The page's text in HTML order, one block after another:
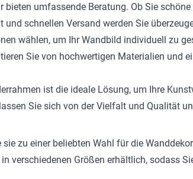
umfassende Beratung. Ob Sie
schnellen Versand werden Sie
wählen, um Ihr Wandbild individuell zu
Sie von hochwertigen Materialien und
ist die ideale Lösung, um Ihre
Sie sich von der Vielfalt und Qualität
zu einer beliebten Wahl für die
verschiedenen Größen erhältlich, sodass